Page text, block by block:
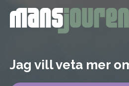
Jag vill veta mer